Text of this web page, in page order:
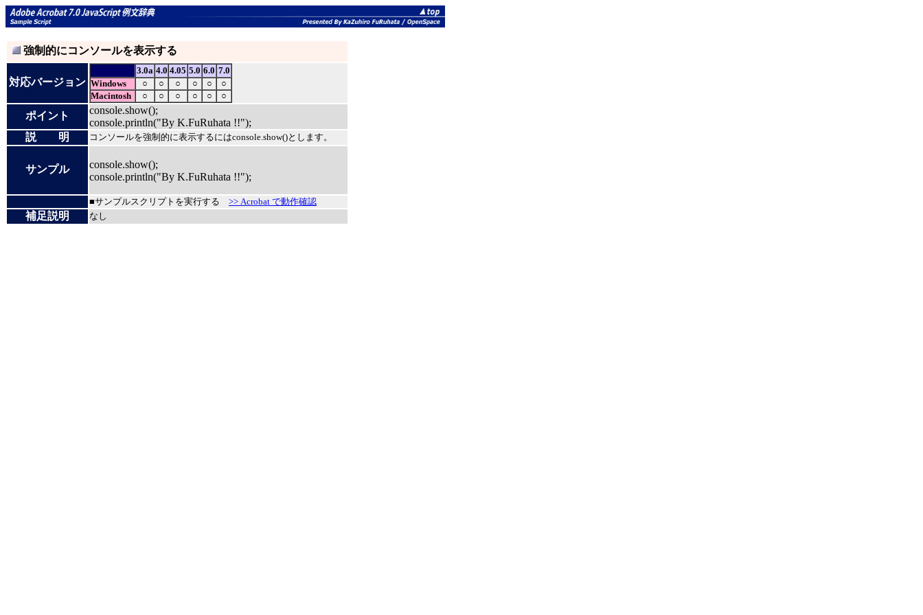
強制的にコンソールを表示する
対応バージョン
3.0a 4.0 4.05 5.0 6.0 7.0
Windows
○ ○ ○ ○ ○
○
Macintosh
○ ○ ○ ○ ○ ○
ポイント
console.show();
console.println("By K.FuRuhata !!");
説 明
コンソールを強制的に表示するにはconsole.show()とします。
サンプル
console.show();
console.println("By K.FuRuhata !!");
■サンプルスクリプトを実行する >> Acrobat で動作確認
補足説明 なし